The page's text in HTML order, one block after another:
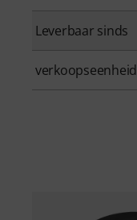
Leverbaar sinds
verkoopseenheid